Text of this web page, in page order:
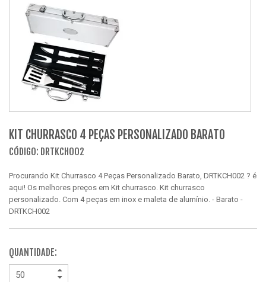
KIT CHURRASCO 4 PEÇAS PERSONALIZADO BARATO
CÓDIGO: DRTKCH002
Procurando Kit Churrasco 4 Peças Personalizado Barato, DRTKCH002 ? é
aqui! Os melhores preços em Kit churrasco. Kit churrasco
personalizado. Com 4 peças em inox e maleta de alumínio. - Barato -
DRTKCH002
QUANTIDADE: